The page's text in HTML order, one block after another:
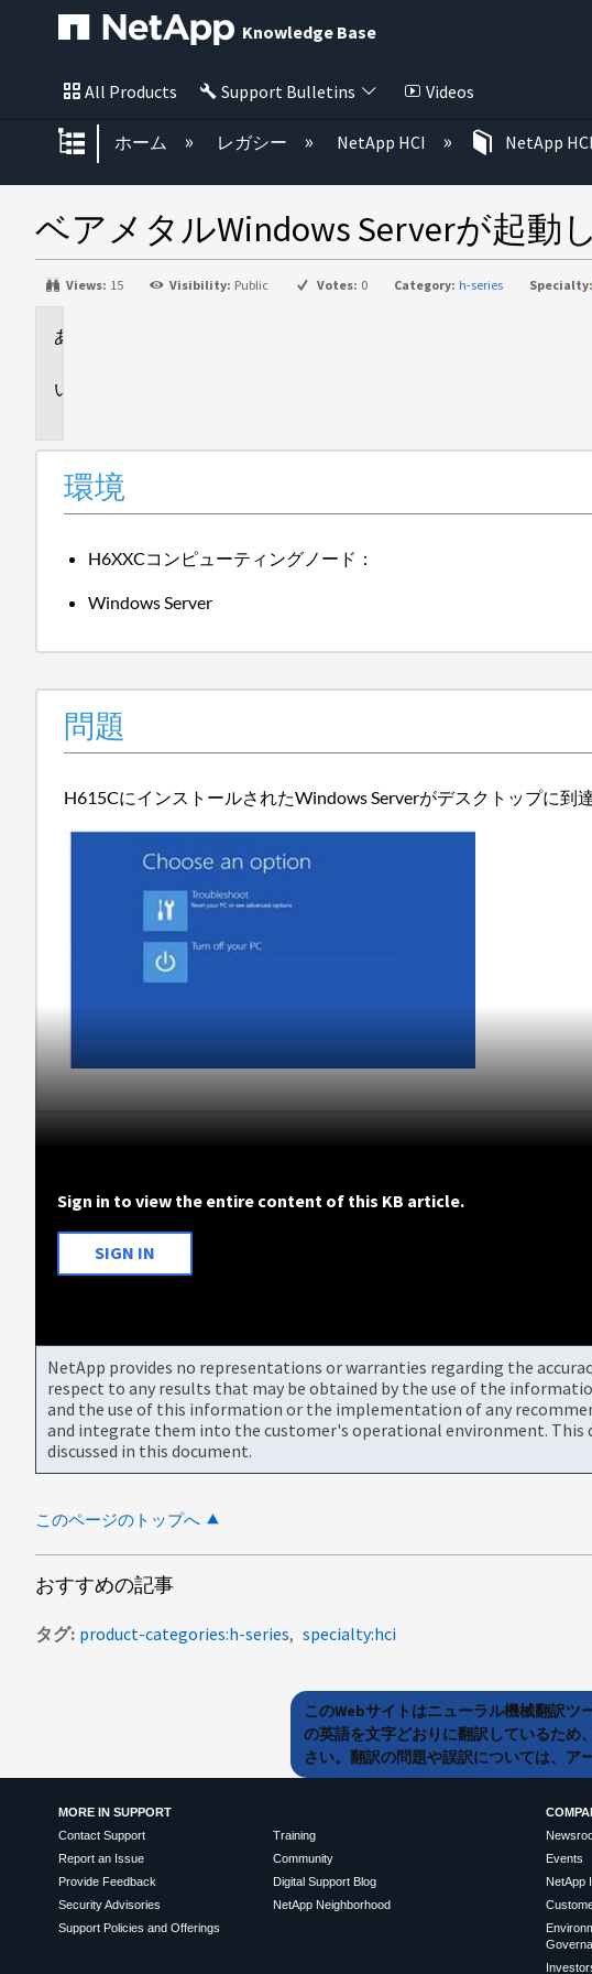
Knowledge Base
All Products Support Bulletins Videos
グローバル階層を展開/折りたたむ
ホーム レガシー NetApp HCI NetApp
ベアメタルWindows Serverが起動
Views: 15 Visibility: Public Votes: 0 Category: h-series Specialty:
環境
H6XXCコンピューティングノード：
Windows Server
問題
H615CにインストールされたWindows Serverがデスクトップに到
Sign in to view the entire content of this KB article.
SIGN IN
NetApp provides no representations or warranties regarding the
respect to any results that may be obtained by the use of the
and the use of this information or the implementation of any
and integrate them into the customer's operational environment. This
discussed in this document.
このページのトップへ
おすすめの記事
タグ product-categories:h-series specialty:hci
このWebサイトはニューラル機械翻訳
の英語を文字どおりに翻訳しているため
さい。翻訳の問題や誤訳については、ア
MORE IN SUPPORT
Contact Support
Report an Issue
Provide Feedback
Security Advisories
Support Policies and Offerings
Training
Community
Digital Support Blog
NetApp Neighborhood
Events
NetApp